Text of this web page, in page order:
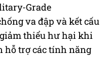
Grade
va đập và kết cấu
thiểu hư hại khi
hỗ trợ các tính năng